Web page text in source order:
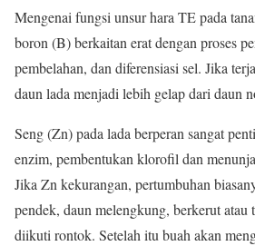
Mengenai fungsi unsur hara TE pada
boron (B) berkaitan erat dengan proses
pembelahan, dan diferensiasi sel. Jika
daun lada menjadi lebih gelap dari daun
Seng (Zn) pada lada berperan sangat
enzim, pembentukan klorofil dan
Jika Zn kekurangan, pertumbuhan
pendek, daun melengkung, berkerut atau
diikuti rontok. Setelah itu buah akan